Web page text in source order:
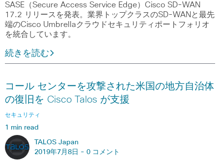
SASE（Secure Access Service Edge）Cisco SD-WAN
17.2 リリースを発表。業界トップクラスのSD-WANと最先
端のCisco Umbrellaクラウドセキュリティポートフォリオ
を統合しています。
続きを読む
コール センターを攻撃された米国の地方自治体
の復旧を Cisco Talos が支援
セキュリティ
1 min read
TALOS Japan
2019年7月8日 - 0 コメント